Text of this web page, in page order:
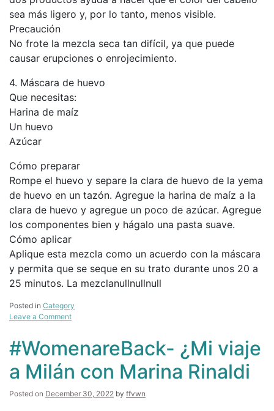
sea más ligero y, por lo tanto, menos visible.
Precaución
No frote la mezcla seca tan difícil, ya que puede
causar erupciones o enrojecimiento.
4. Máscara de huevo
Que necesitas:
Harina de maíz
Un huevo
Azúcar
Cómo preparar
Rompe el huevo y separe la clara de huevo de la yema
de huevo en un tazón. Agregue la harina de maíz a la
clara de huevo y agregue un poco de azúcar. Agregue
los componentes bien y hágalo una pasta suave.
Cómo aplicar
Aplique esta mezcla como un acuerdo con la máscara
y permita que se seque en su trato durante unos 20 a
25 minutos. La mezclanullnullnull
Posted in Category
Leave a Commenton
naturales
eliminar
cabello
#WomenareBack- ¿Mi viaje
a Milán con Marina Rinaldi
Posted on December 30, 2022 by ffvwn